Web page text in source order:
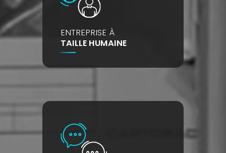
ENTREPRISE À
TAILLE HUMAINE